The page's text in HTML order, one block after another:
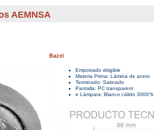
AEMNSA
Bazel
Empotrado dirigible
Materia Prima: Lámina de acero
Terminado: Satinado
Pantalla: PC transparent
e Lámpara: Blanco cálido 3000°k